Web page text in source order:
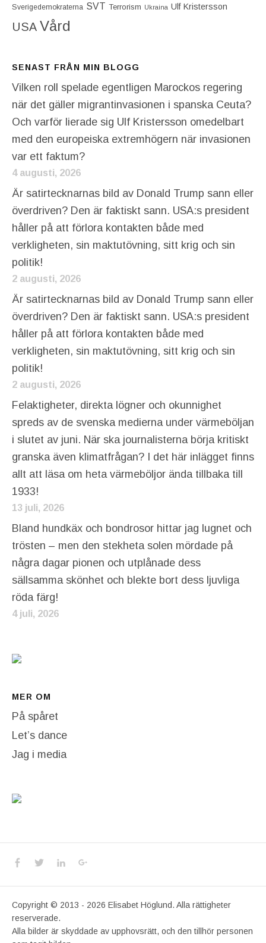
Sverigedemokraterna SVT Terrorism Ukraina Ulf Kristersson
USA Vård
SENAST FRÅN MIN BLOGG
Vilken roll spelade egentligen Marockos regering
när det gäller migrantinvasionen i spanska Ceuta?
Och varför lierade sig Ulf Kristersson omedelbart
med den europeiska extremhögern när invasionen
var ett faktum?
4 augusti, 2026
Är satirtecknarnas bild av Donald Trump sann eller
överdriven? Den är faktiskt sann. USA:s president
håller på att förlora kontakten både med
verkligheten, sin maktutövning, sitt krig och sin
politik!
2 augusti, 2026
Är satirtecknarnas bild av Donald Trump sann eller
överdriven? Den är faktiskt sann. USA:s president
håller på att förlora kontakten både med
verkligheten, sin maktutövning, sitt krig och sin
politik!
2 augusti, 2026
Felaktigheter, direkta lögner och okunnighet
spreds av de svenska medierna under värmeböljan
i slutet av juni. När ska journalisterna börja kritiskt
granska även klimatfrågan? I det här inlägget finns
allt att läsa om heta värmeböljor ända tillbaka till
1933!
13 juli, 2026
Bland hundkäx och bondrosor hittar jag lugnet och
trösten – men den stekheta solen mördade på
några dagar pionen och utplånade dess
sällsamma skönhet och blekte bort dess ljuvliga
röda färg!
4 juli, 2026
MER OM
På spåret
Let’s dance
Jag i media
Social Media Profiles
Facebook
TwitterLinkedIn
Copyright © 2013 - 2026 Elisabet Höglund. Alla rättigheter
reserverade.
Alla bilder är skyddade av upphovsrätt, och den tillhör personen